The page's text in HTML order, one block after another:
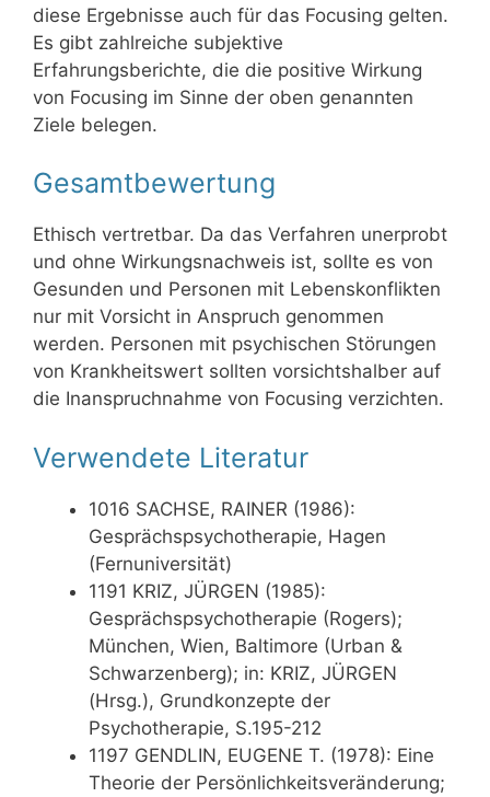
diese Ergebnisse auch für das Focusing gelten.
Es gibt zahlreiche subjektive
Erfahrungsberichte, die die positive Wirkung
von Focusing im Sinne der oben genannten
Ziele belegen.
Gesamtbewertung
Ethisch vertretbar. Da das Verfahren unerprobt
und ohne Wirkungsnachweis ist, sollte es von
Gesunden und Personen mit Lebenskonflikten
nur mit Vorsicht in Anspruch genommen
werden. Personen mit psychischen Störungen
von Krankheitswert sollten vorsichtshalber auf
die Inanspruchnahme von Focusing verzichten.
Verwendete Literatur
1016 SACHSE, RAINER (1986):
Gesprächspsychotherapie, Hagen
(Fernuniversität)
1191 KRIZ, JÜRGEN (1985):
Gesprächspsychotherapie (Rogers);
München, Wien, Baltimore (Urban &
Schwarzenberg); in: KRIZ, JÜRGEN
(Hrsg.), Grundkonzepte der
Psychotherapie, S.195-212
1197 GENDLIN, EUGENE T. (1978): Eine
Theorie der Persönlichkeitsveränderung;